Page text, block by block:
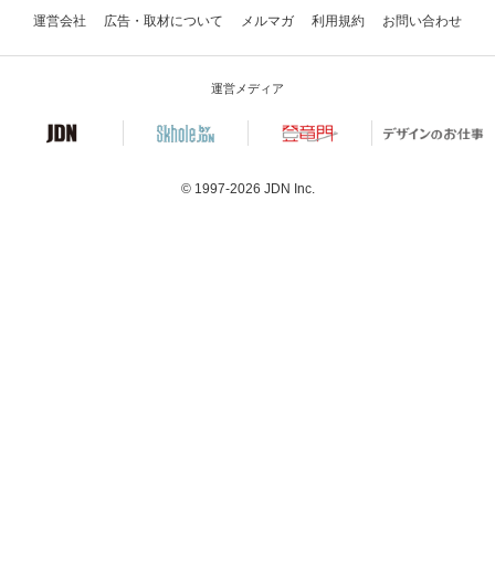
運営会社 広告・取材について メルマガ 利用規約 お問い合わせ
運営メディア
© 1997-2026 JDN Inc.